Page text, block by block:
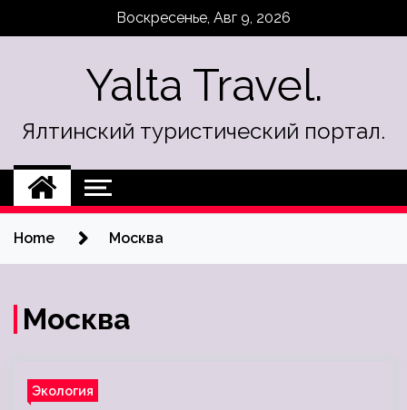
Воскресенье, Авг 9, 2026
Yalta Travel.
Ялтинский туристический портал.
Home Москва
Москва
Экология